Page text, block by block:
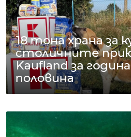
18 тона храна за
столичните
Kaufland за
половина